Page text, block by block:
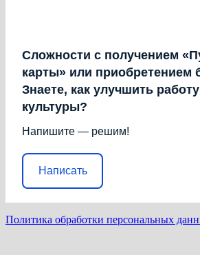
Сложности с получением
карты» или приобретением
Знаете, как улучшить
культуры?
Напишите — решим!
Написать
Политика обработки персональных